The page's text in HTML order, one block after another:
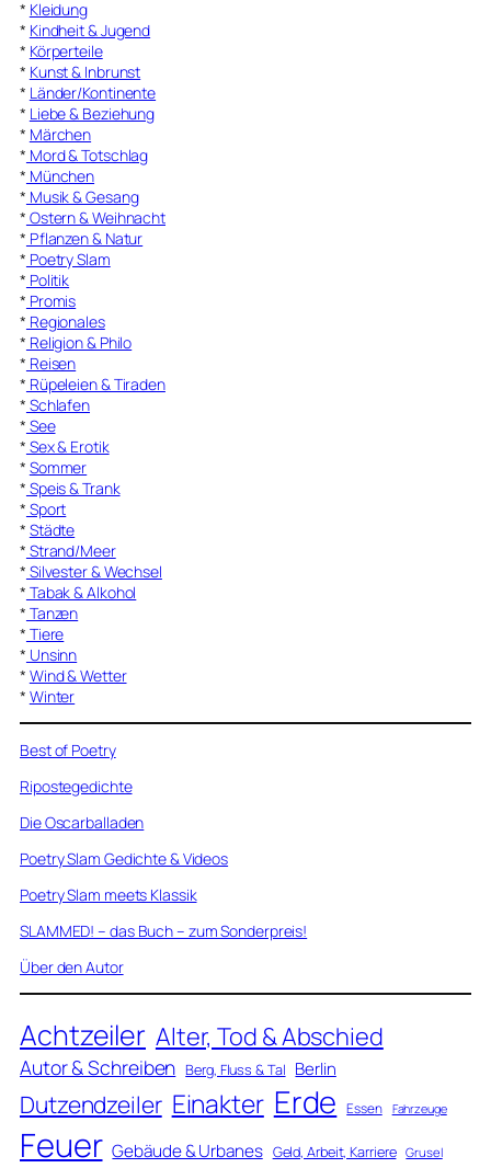
* Kleidung
* Kindheit & Jugend
* Körperteile
* Kunst & Inbrunst
* Länder/Kontinente
* Liebe & Beziehung
* Märchen
* Mord & Totschlag
* München
* Musik & Gesang
* Ostern & Weihnacht
* Pflanzen & Natur
* Poetry Slam
* Politik
* Promis
* Regionales
* Religion & Philo
* Reisen
* Rüpeleien & Tiraden
* Schlafen
* See
* Sex & Erotik
* Sommer
* Speis & Trank
* Sport
* Städte
* Strand/Meer
* Silvester & Wechsel
* Tabak & Alkohol
* Tanzen
* Tiere
* Unsinn
* Wind & Wetter
* Winter
Best of Poetry
Ripostegedichte
Die Oscarballaden
Poetry Slam Gedichte & Videos
Poetry Slam meets Klassik
SLAMMED! – das Buch – zum Sonderpreis!
Über den Autor
Achtzeiler Alter, Tod & Abschied
Autor & Schreiben Berg, Fluss & Tal Berlin
Dutzendzeiler Einakter Erde Essen Fahrzeuge
Feuer Gebäude & Urbanes Geld, Arbeit, Karriere Grusel